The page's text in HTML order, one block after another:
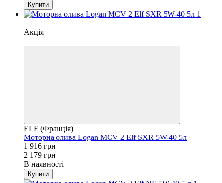
Купити
Акція
ELF (Франція)
Моторна олива Logan MCV 2 Elf SXR 5W-40 5л
1 916 грн
2 179 грн
В наявності
Купити